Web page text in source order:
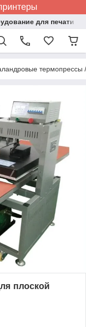
для печати
термопрессы
плоской